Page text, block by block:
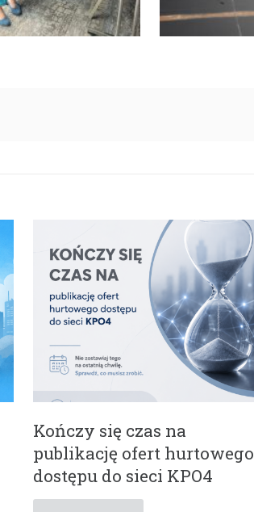
Kończy się czas na
publikację ofert hurtowego
dostępu do sieci KPO4